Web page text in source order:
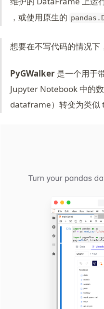
(opens in a new tab)
，或使用原生的
想要在不写代码的情况
PyGWalker是一个用于
Jupyter Notebook 中的
dataframe）转变为类似